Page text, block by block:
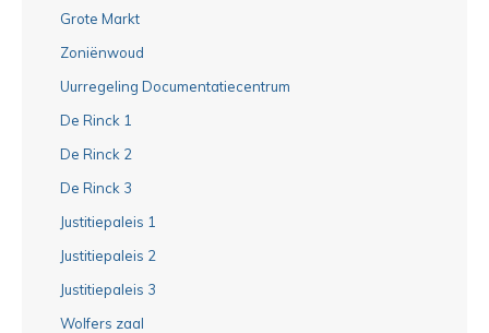
Grote Markt
Zoniënwoud
Uurregeling Documentatiecentrum
De Rinck 1
De Rinck 2
De Rinck 3
Justitiepaleis 1
Justitiepaleis 2
Justitiepaleis 3
Wolfers zaal